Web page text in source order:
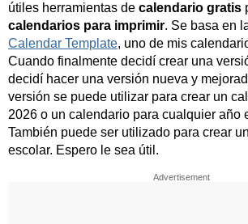
útiles herramientas de calendario gratis
calendarios para imprimir. Se basa en
Calendar Template, uno de mis
Cuando finalmente decidí crear una
decidí hacer una versión nueva y
versión se puede utilizar para crear un
2026 o un calendario para cualquier año
También puede ser utilizado para crear
escolar. Espero le sea útil.
Advertisement